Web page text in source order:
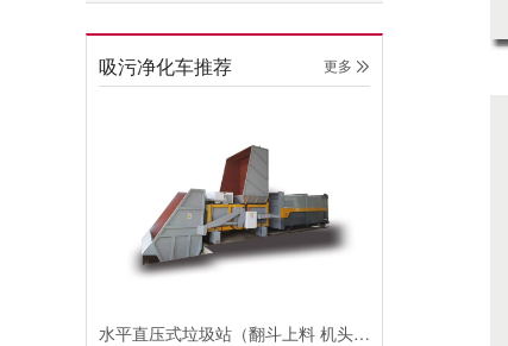
吸污净化车推荐 更多 
水平直压式垃圾站（翻斗上料 机头移动）